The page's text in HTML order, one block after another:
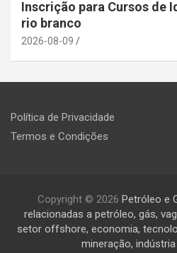
Inscrição para Cursos de
rio branco
2026-08-09
Política de Privacidade
Termos e Condições
Copyright © 2026 Petróleo e
relacionadas a petróleo, gás,
setor offshore, economia,
mineração,